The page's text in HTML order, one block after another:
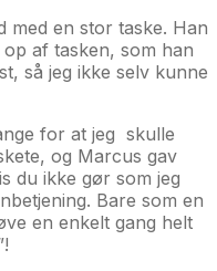
med en stor taske. Han
af tasken, som han
så jeg ikke selv kunne
for at jeg skulle
og Marcus gav
du ikke gør som jeg
Bare som en
en enkelt gang helt